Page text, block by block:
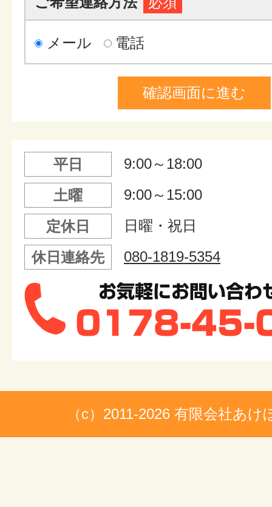
メール 電話
平日
9:00～18:00
土曜
9:00～15:00
定休日
日曜・祝日
休日連絡先
080-1819-5354
（c）2011-2026 有限会社あけ